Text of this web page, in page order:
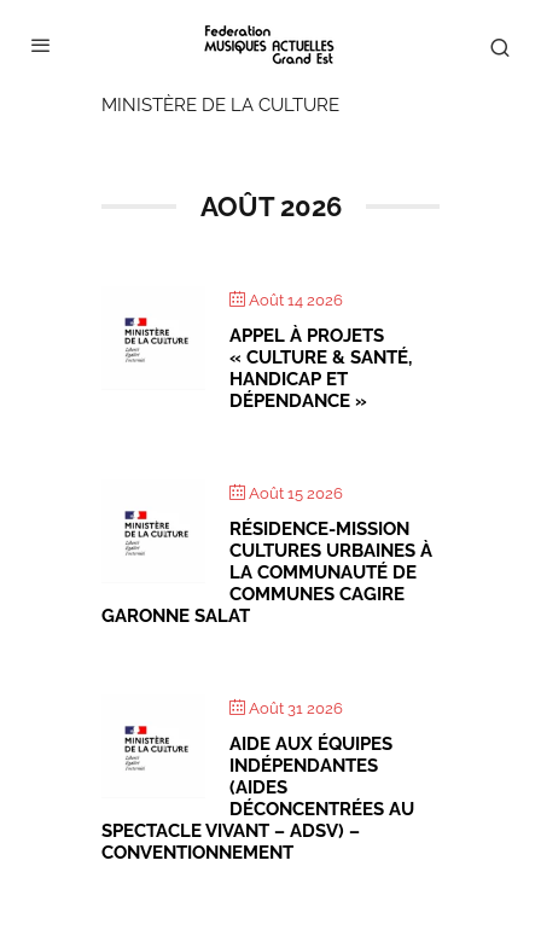
MINISTÈRE DE LA CULTURE
AOÛT 2026
Août 14 2026
APPEL À PROJETS
« CULTURE & SANTÉ,
HANDICAP ET
DÉPENDANCE »
Août 15 2026
RÉSIDENCE-MISSION
CULTURES URBAINES À
LA COMMUNAUTÉ DE
COMMUNES CAGIRE
GARONNE SALAT
Août 31 2026
AIDE AUX ÉQUIPES
INDÉPENDANTES
(AIDES
DÉCONCENTRÉES AU
SPECTACLE VIVANT – ADSV) –
CONVENTIONNEMENT